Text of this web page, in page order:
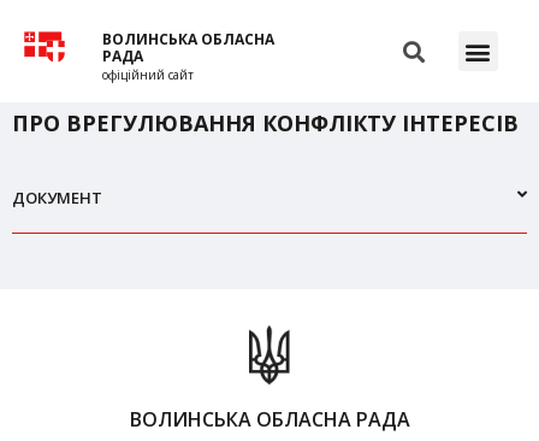
ВОЛИНСЬКА ОБЛАСНА
РАДА
офіційний сайт
ПРО ВРЕГУЛЮВАННЯ КОНФЛІКТУ ІНТЕРЕСІВ
ДОКУМЕНТ
ВОЛИНСЬКА ОБЛАСНА РАДА